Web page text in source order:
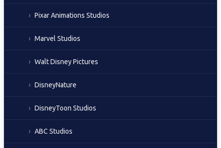
Pixar Animations Studios
Marvel Studios
Walt Disney Pictures
DisneyNature
DisneyToon Studios
ABC Studios